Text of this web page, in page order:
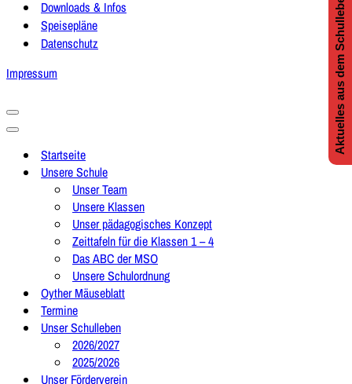
Downloads & Infos
Speisepläne
Datenschutz
Impressum
Navigationsmenü
Navigationsmenü
Startseite
Unsere Schule
Unser Team
Unsere Klassen
Unser pädagogisches Konzept
Zeittafeln für die Klassen 1 – 4
Das ABC der MSO
Unsere Schulordnung
Oyther Mäuseblatt
Termine
Unser Schulleben
2026/2027
2025/2026
Unser Förderverein
Aktuelles aus dem Schulleben